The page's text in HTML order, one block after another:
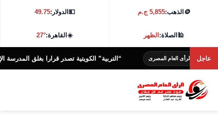
🪙 الذهب:5,855 ج.م 💵الدولار:49.75
🕌الصلاة:الظهر ☀️القاهرة:27°
عاجل
الرأى العام المصرى “التربية” الكويتية تصدر قرارا بغلق المدرسة الإيرانية